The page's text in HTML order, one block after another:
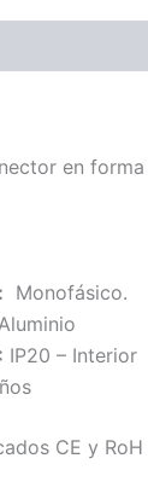
en forma
Monofásico.
IP20 – Interior
CE y RoH